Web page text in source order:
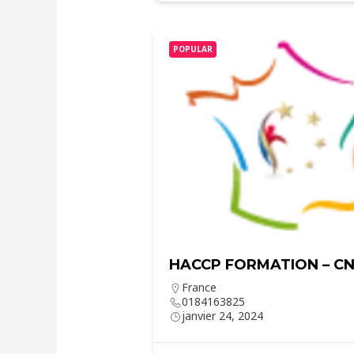
POPULAR
HACCP FORMATION –
France
0184163825
janvier 24, 2024